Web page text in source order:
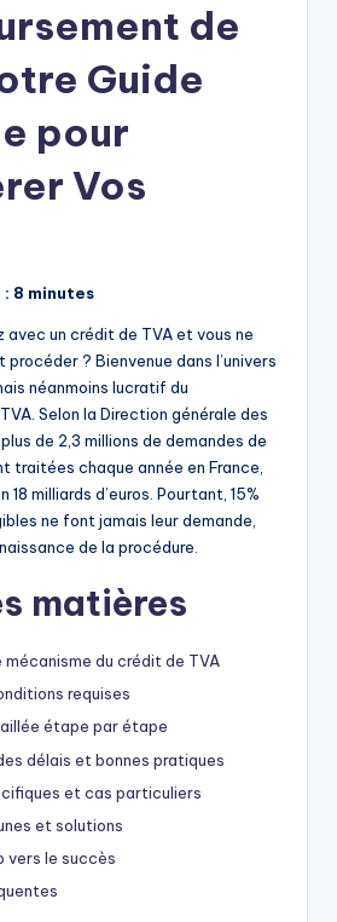
de
Guide
pour
Vos
8 minutes
avec un crédit de TVA et vous ne
? Bienvenue dans l’univers
néanmoins lucratif du
Selon la Direction générale des
de 2,3 millions de demandes de
traitées chaque année en France,
milliards d’euros. Pourtant, 15%
ne font jamais leur demande,
de la procédure.
matières
mécanisme du crédit de TVA
requises
étape par étape
délais et bonnes pratiques
et cas particuliers
et solutions
vers le succès